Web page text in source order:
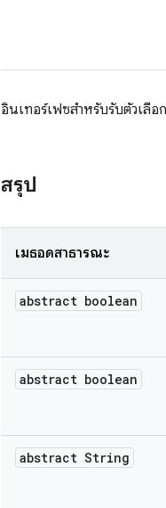
อินเทอร์เฟซสำหรับรับตัวเลือ
สรุป
เมธอดสาธารณะ
abstract boolean
abstract boolean
abstract String